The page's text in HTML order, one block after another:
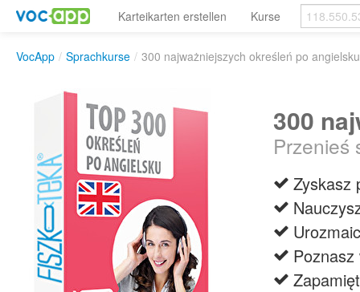
Karteikarten erstellen Kurse
VocApp / Sprachkurse / 300 najważniejszych określeń po angielsku
300
Przenieś
Zyskasz
Poznasz